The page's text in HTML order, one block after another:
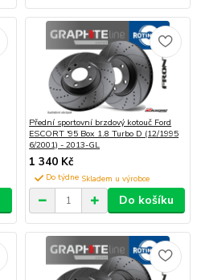
Přední sportovní brzdový kotouč Ford
ESCORT '95 Box 1.8 Turbo D (12/1995
6/2001) - 2013-GL
1 340 Kč
Do týdne
Do košíku